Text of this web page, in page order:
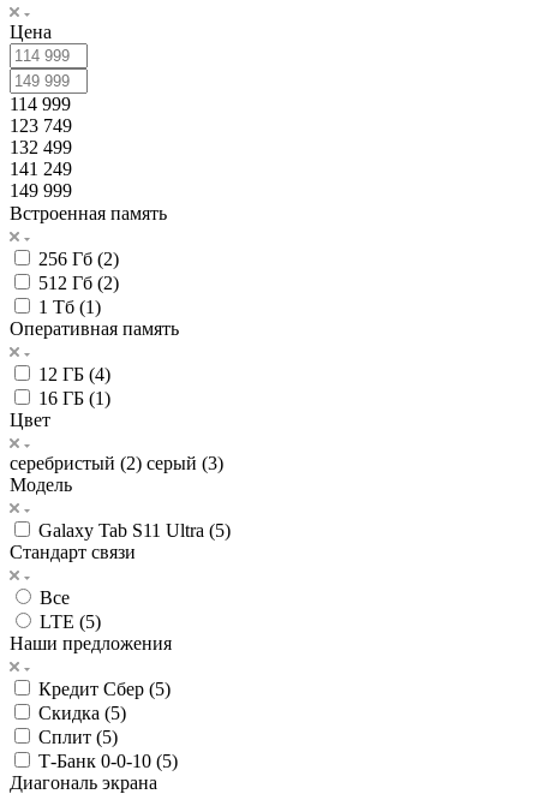
Цена
114 999
123 749
132 499
141 249
149 999
Встроенная память
256 Гб (2)
512 Гб (2)
1 Тб (1)
Оперативная память
12 ГБ (4)
16 ГБ (1)
Цвет
серебристый (2) серый (3)
Модель
Galaxy Tab S11 Ultra (5)
Стандарт связи
Все
LTE (5)
Наши предложения
Кредит Сбер (5)
Скидка (5)
Сплит (5)
Т-Банк 0-0-10 (5)
Диагональ экрана